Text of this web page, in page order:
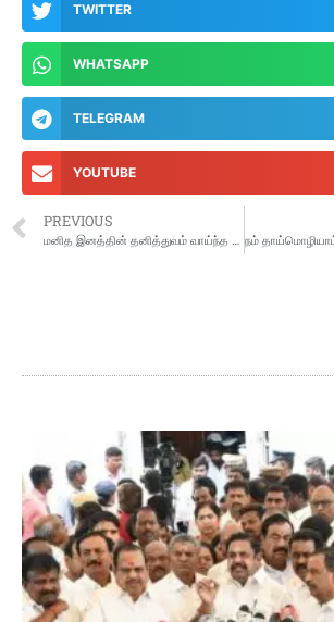
TWITTER
WHATSAPP
TELEGRAM
YOUTUBE
PREVIOUS
மனித இனத்தின் தனித்துவம் வாய்ந்த கொடை (பரிசு): மொழி.